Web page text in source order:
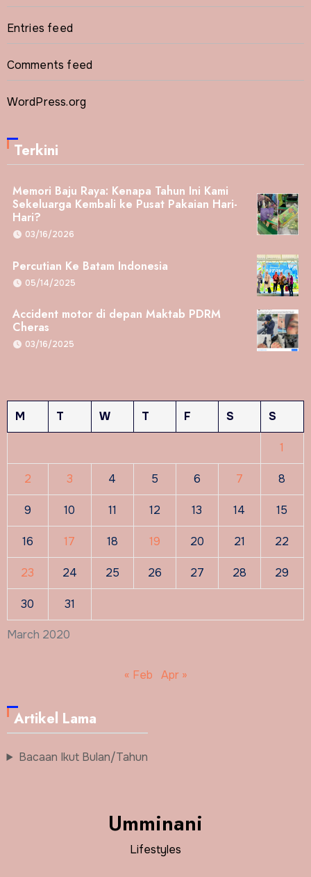
Entries feed
Comments feed
WordPress.org
Terkini
Memori Baju Raya: Kenapa Tahun Ini Kami
Sekeluarga Kembali ke Pusat Pakaian Hari-
Hari?
03/16/2026
Percutian Ke Batam Indonesia
05/14/2025
Accident motor di depan Maktab PDRM
Cheras
03/16/2025
March 2020
M T W T F S S
1
2 3 4 5 6 7 8
9 10 11 12 13 14 15
16 17 18 19 20 21 22
23 24 25 26 27 28 29
30 31
« Feb Apr »
Artikel Lama
Bacaan Ikut Bulan/Tahun
Umminani
Lifestyles